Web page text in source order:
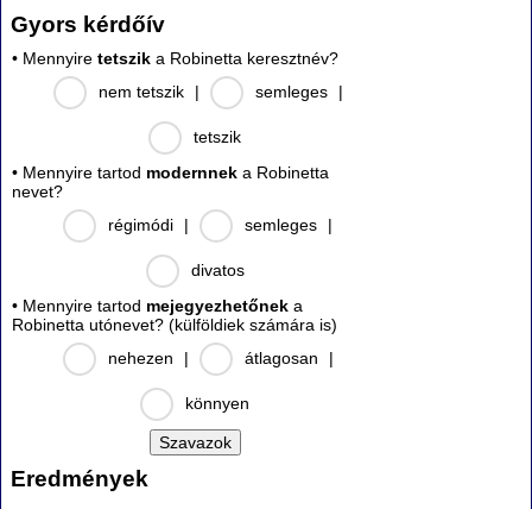
Gyors kérdőív
• Mennyire tetszik a Robinetta keresztnév?
nem tetszik
| semleges |
tetszik
• Mennyire tartod modernnek a Robinetta
nevet?
régimódi
| semleges |
divatos
• Mennyire tartod mejegyezhetőnek a
Robinetta utónevet? (külföldiek számára is)
nehezen
| átlagosan |
könnyen
Eredmények